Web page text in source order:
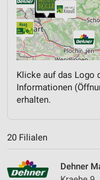
Klicke auf das Logo
Informationen
erhalten.
20 Filialen
Dehner